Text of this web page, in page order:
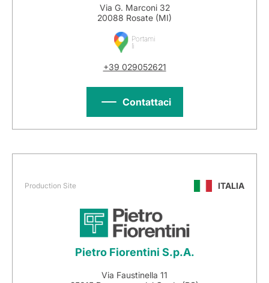
Via G. Marconi 32
20088 Rosate (MI)
Portami
lì
+39 029052621
Contattaci
Production Site ITALIA
Pietro Fiorentini S.p.A.
Via Faustinella 11